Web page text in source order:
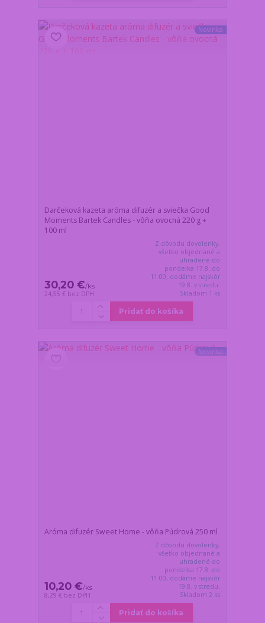
Novinka
Darčeková kazeta aróma difuzér a sviečka Good
Moments Bartek Candles - vôňa ovocná 220 g +
100 ml
30,20 €/ks
24,55 € bez DPH
Z dôvodu dovolenky,
všetko objednané a
uhradené do
pondelka 17.8. do
11:00, dodáme najskôr
19.8. v stredu.
Skladom 1 ks
Pridať do košíka
Novinka
Aróma difuzér Sweet Home - vôňa Púdrová 250 ml
10,20 €/ks
8,29 € bez DPH
Z dôvodu dovolenky,
všetko objednané a
uhradené do
pondelka 17.8. do
11:00, dodáme najskôr
19.8. v stredu.
Skladom 2 ks
Pridať do košíka